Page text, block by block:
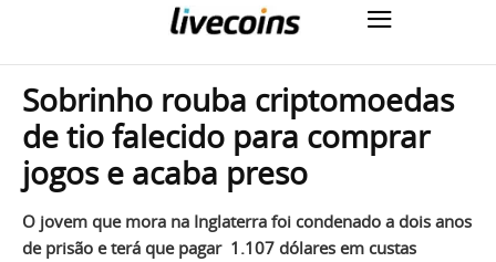
Sobrinho rouba criptomoedas
de tio falecido para comprar
jogos e acaba preso
O jovem que mora na Inglaterra foi condenado a dois anos
de prisão e terá que pagar 1.107 dólares em custas